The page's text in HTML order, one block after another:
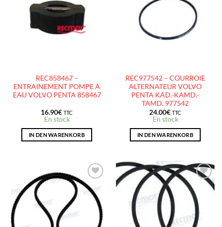
À LA
LISTE
D’ENVIES
REC858467 –
ENTRAINEMENT POMPE À
EAU VOLVO PENTA 858467
16.90€ TTC
En stock
IN DEN WARENKORB
À LA
LISTE
D’ENVIES
REC977542 – COURROIE
ALTERNATEUR VOLVO
PENTA KAD.-KAMD.-
TAMD. 977542
24.00€ TTC
En stock
IN DEN WARENKORB
AJOUTER
À LA
LISTE
D’ENVIES
AJOUTER
À LA
LISTE
D’ENVIES